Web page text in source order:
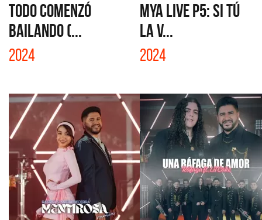
TODO COMENZÓ
BAILANDO (...
2024
MYA LIVE P5: SI TÚ
LA V...
2024